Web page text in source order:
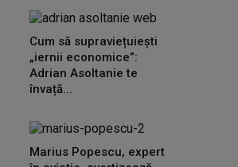
Cum să supraviețuiești
„iernii economice”:
Adrian Asoltanie te
învață...
Marius Popescu, expert